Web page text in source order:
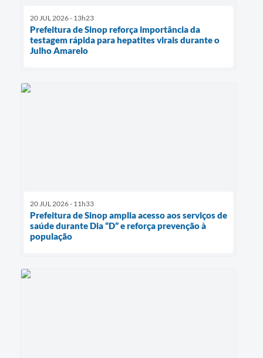
20 JUL 2026 - 13h23
Prefeitura de Sinop reforça importância da
testagem rápida para hepatites virais durante o
Julho Amarelo
20 JUL 2026 - 11h33
Prefeitura de Sinop amplia acesso aos serviços de
saúde durante Dia “D” e reforça prevenção à
população